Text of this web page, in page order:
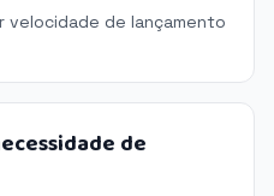
de lançamento
de